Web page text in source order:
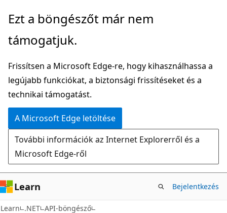
Ugrás
fő
Tovább
oldalon
navigációra
Ezt a böngészőt már nem
támogatjuk.
Frissítsen a Microsoft Edge-re, hogy kihasználhassa a
legújabb funkciókat, a biztonsági frissítéseket és a
technikai támogatást.
A Microsoft Edge letöltése
További információk az Internet Explorerről és a
Microsoft Edge-ről
Learn Bejelentkezés
Learn .NET API-böngésző